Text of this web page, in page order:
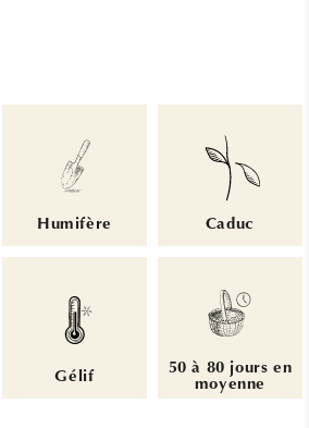
Humifère Caduc
Gélif
50 à 80 jours en
moyenne